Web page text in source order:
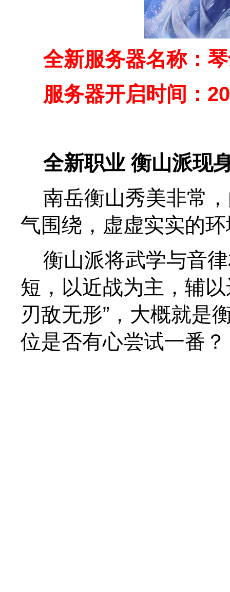
全新服务器名称：
服务器开启时间：
全新职业 衡山派现
南岳衡山秀美非常，
气围绕，虚虚实实的
衡山派将武学与音律
短，以近战为主，辅
刃敌无形”，大概就是
位是否有心尝试一番？